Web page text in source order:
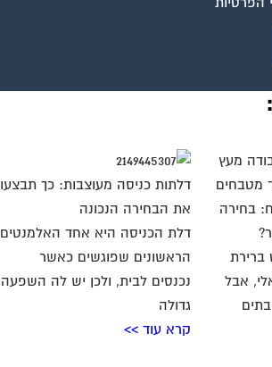
אבל
דלתות כניסה מעוצבות: כך תבצעו
את הבחירה הנכונה
דלת הכניסה היא אחד האלמנטים
הראשונים שפוגשים כאשר
נכנסים לבית, ולכן יש לה השפעה
גדולה
קרא עוד >>